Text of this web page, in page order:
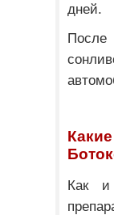
дней.
Как и